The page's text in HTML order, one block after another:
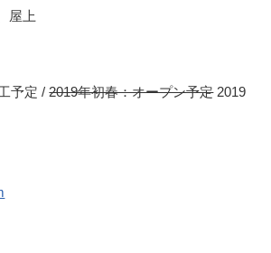
屋上
予定 /2019年初春：オープン予定2019